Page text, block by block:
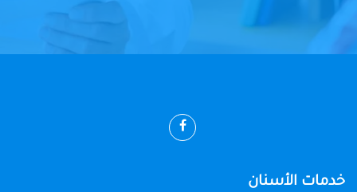
خدمات الأسنان